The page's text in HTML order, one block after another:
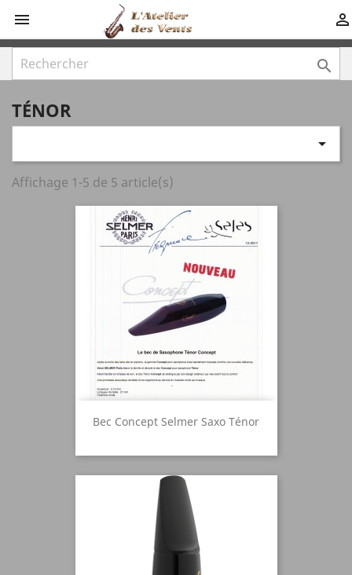
 

TÉNOR

Affichage 1-5 de 5 article(s)
Bec Concept Selmer Saxo Ténor